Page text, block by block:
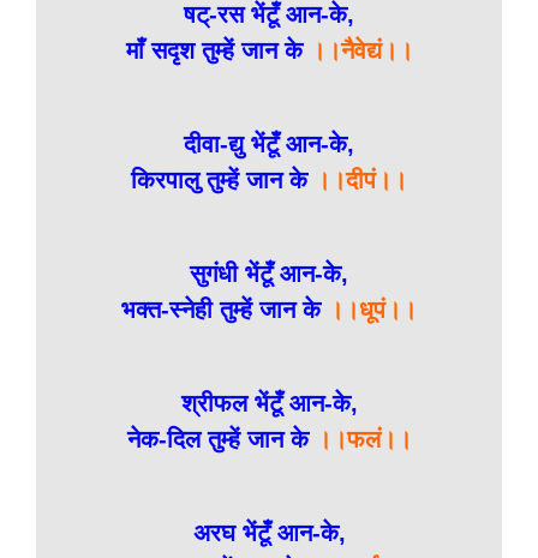
षट्-रस भेंटूँ आन-के,
माँ सदृश तुम्हें जान के ।।नैवेद्यं।।
दीवा-द्यु भेंटूँ आन-के,
किरपालु तुम्हें जान के।।दीपं।।
सुगंधी भेंटूँ आन-के,
भक्त-स्नेही तुम्हें जान के।।धूपं।।
श्रीफल भेंटूँ आन-के,
नेक-दिल तुम्हें जान के।।फलं।।
अरघ भेंटूँ आन-के,